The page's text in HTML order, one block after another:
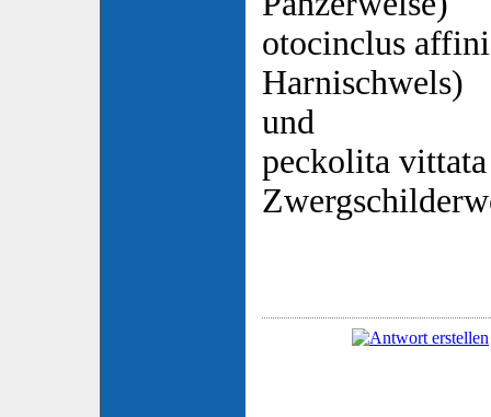
otocinclus
Harnischwels)
und
peckolita